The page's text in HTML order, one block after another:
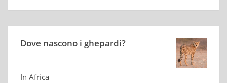
Dove nascono i ghepardi?
In Africa